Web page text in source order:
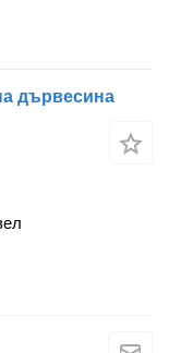
дървесина